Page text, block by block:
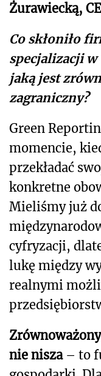
Żurawiecką,
Co skłoniło
specjalizacji
jaką jest
zagraniczny?
Green
momencie,
przekładać
konkretne
Mieliśmy już
cyfryzacji,
lukę między
realnymi
nie nisza– to